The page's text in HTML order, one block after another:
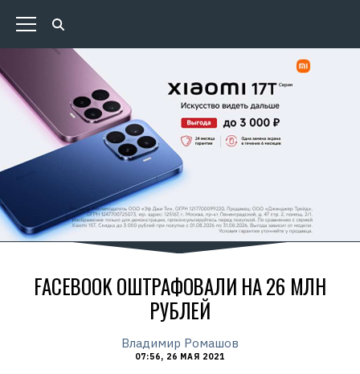
FACEBOOK ОШТРАФОВАЛИ НА 26 МЛН
РУБЛЕЙ
Владимир Ромашов
07:56, 26 МАЯ 2021